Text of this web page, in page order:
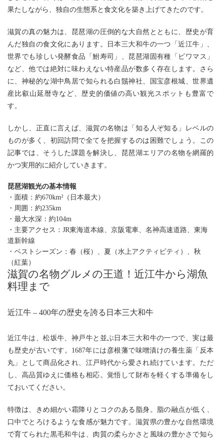
果たしながら、独自の生態系と食文化を築き上げてきたのです。
滋賀の真の魅力は、琵琶湖の圧倒的な大自然とともに、歴史が育
んだ独自の食文化にあります。日本三大和牛の一つ「近江牛」、
世界でも珍しい発酵食品「鮒寿司」、琵琶湖固有種「ビワマス」
など、他では絶対に味わえない特産品が数多く存在します。さら
に、神秘的な湖中鳥居で知られる白鬚神社、国宝彦根城、世界遺
産比叡山延暦寺など、歴史的価値の高い観光スポットも豊富で
す。
しかし、正直に言えば、滋賀の名物は「知る人ぞ知る」レベルの
ものが多く、初回訪問で全てを把握するのは困難でしょう。この
記事では、そうした課題を解決し、琵琶湖エリアの名物を網羅的
かつ実用的に紹介していきます。
琵琶湖観光の基本情報
・面積：約670km²（日本最大）
・周囲：約235km
・最大水深：約104m
・主要アクセス：JR東海道本線、京阪電車、名神高速道路、東海
道新幹線
・ベストシーズン：春（桜）、夏（水上アクティビティ）、秋
（紅葉）
滋賀の名物グルメの王道！近江牛から湖魚
料理まで
近江牛 – 400年の歴史を誇る日本三大和牛
近江牛は、松坂牛、神戸牛と並ぶ日本三大和牛の一つで、実は最
も歴史が古いです。1687年には彦根藩で味噌漬けの養生薬「反本
丸」として商品化され、江戸時代から愛され続けています。ただ
し、高品質ゆえに価格も相応。覚悟して財布を軽くする準備をし
ておいてください。
特徴は、きめ細かい霜降りとコクのある脂身。脂の融点が低く、
口中でとろけるような食感が魅力です。滋賀県の豊かな自然環境
で育てられた黒毛和牛は、肉質の柔らかさと風味の豊かさで知ら